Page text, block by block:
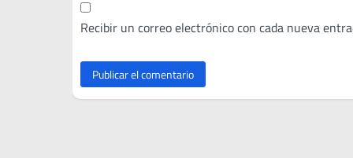
Recibir un correo electrónico con cada nueva